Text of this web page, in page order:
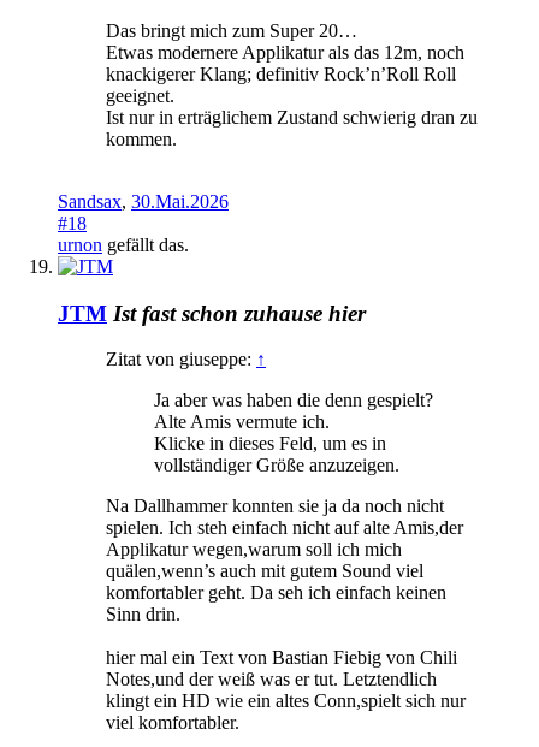
Das bringt mich zum Super 20…
Etwas modernere Applikatur als das 12m, noch
knackigerer Klang; definitiv Rock’n’Roll Roll
geeignet.
Ist nur in erträglichem Zustand schwierig dran zu
kommen.
Sandsax, 30.Mai.2026
#18
urnon gefällt das.
JTM Ist fast schon zuhause hier
Zitat von giuseppe: ↑
Ja aber was haben die denn gespielt?
Alte Amis vermute ich.
Klicke in dieses Feld, um es in
vollständiger Größe anzuzeigen.
Na Dallhammer konnten sie ja da noch nicht
spielen. Ich steh einfach nicht auf alte Amis,der
Applikatur wegen,warum soll ich mich
quälen,wenn’s auch mit gutem Sound viel
komfortabler geht. Da seh ich einfach keinen
Sinn drin.
hier mal ein Text von Bastian Fiebig von Chili
Notes,und der weiß was er tut. Letztendlich
klingt ein HD wie ein altes Conn,spielt sich nur
viel komfortabler.